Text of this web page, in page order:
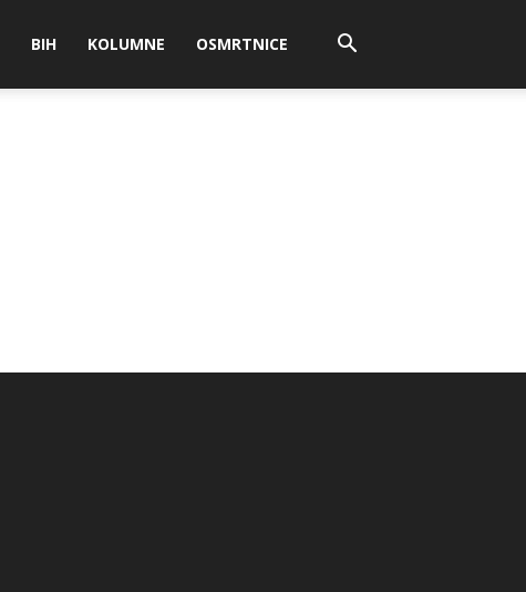
BIH KOLUMNE OSMRTNICE